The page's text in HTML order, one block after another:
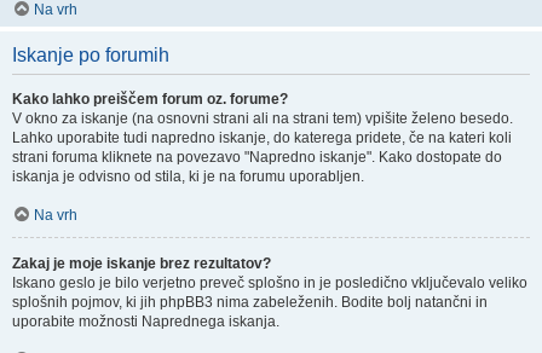
Na vrh
Iskanje po forumih
Kako lahko preiščem forum oz. forume?
V okno za iskanje (na osnovni strani ali na strani tem) vpišite želeno besedo.
Lahko uporabite tudi napredno iskanje, do katerega pridete, če na kateri koli
strani foruma kliknete na povezavo "Napredno iskanje". Kako dostopate do
iskanja je odvisno od stila, ki je na forumu uporabljen.
Na vrh
Zakaj je moje iskanje brez rezultatov?
Iskano geslo je bilo verjetno preveč splošno in je posledično vključevalo veliko
splošnih pojmov, ki jih phpBB3 nima zabeleženih. Bodite bolj natančni in
uporabite možnosti Naprednega iskanja.